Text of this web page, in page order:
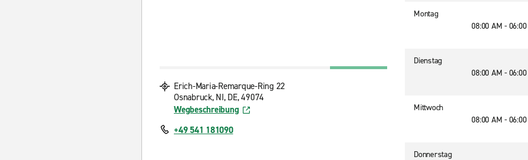
Erich-Maria-Remarque-Ring 22
Osnabruck, NI, DE, 49074
Wegbeschreibung
+49 541 181090
Montag
08:00 AM -
Dienstag
08:00 AM -
Mittwoch
08:00 AM -
Donnerstag